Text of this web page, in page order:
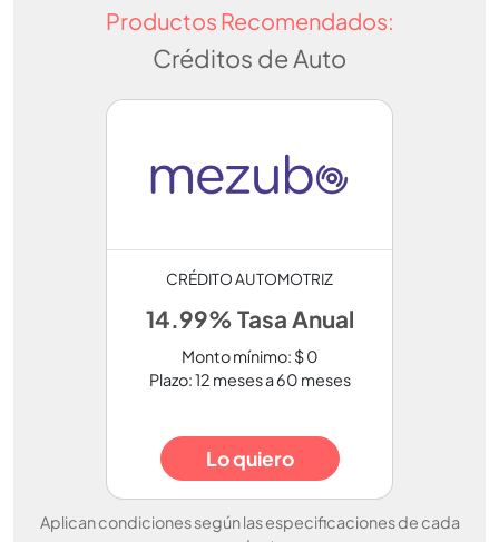
Productos Recomendados:
Créditos de Auto
CRÉDITO AUTOMOTRIZ
14.99% Tasa Anual
Monto mínimo: $ 0
Plazo: 12 meses a 60 meses
Lo quiero
Aplican condiciones según las especificaciones de cada